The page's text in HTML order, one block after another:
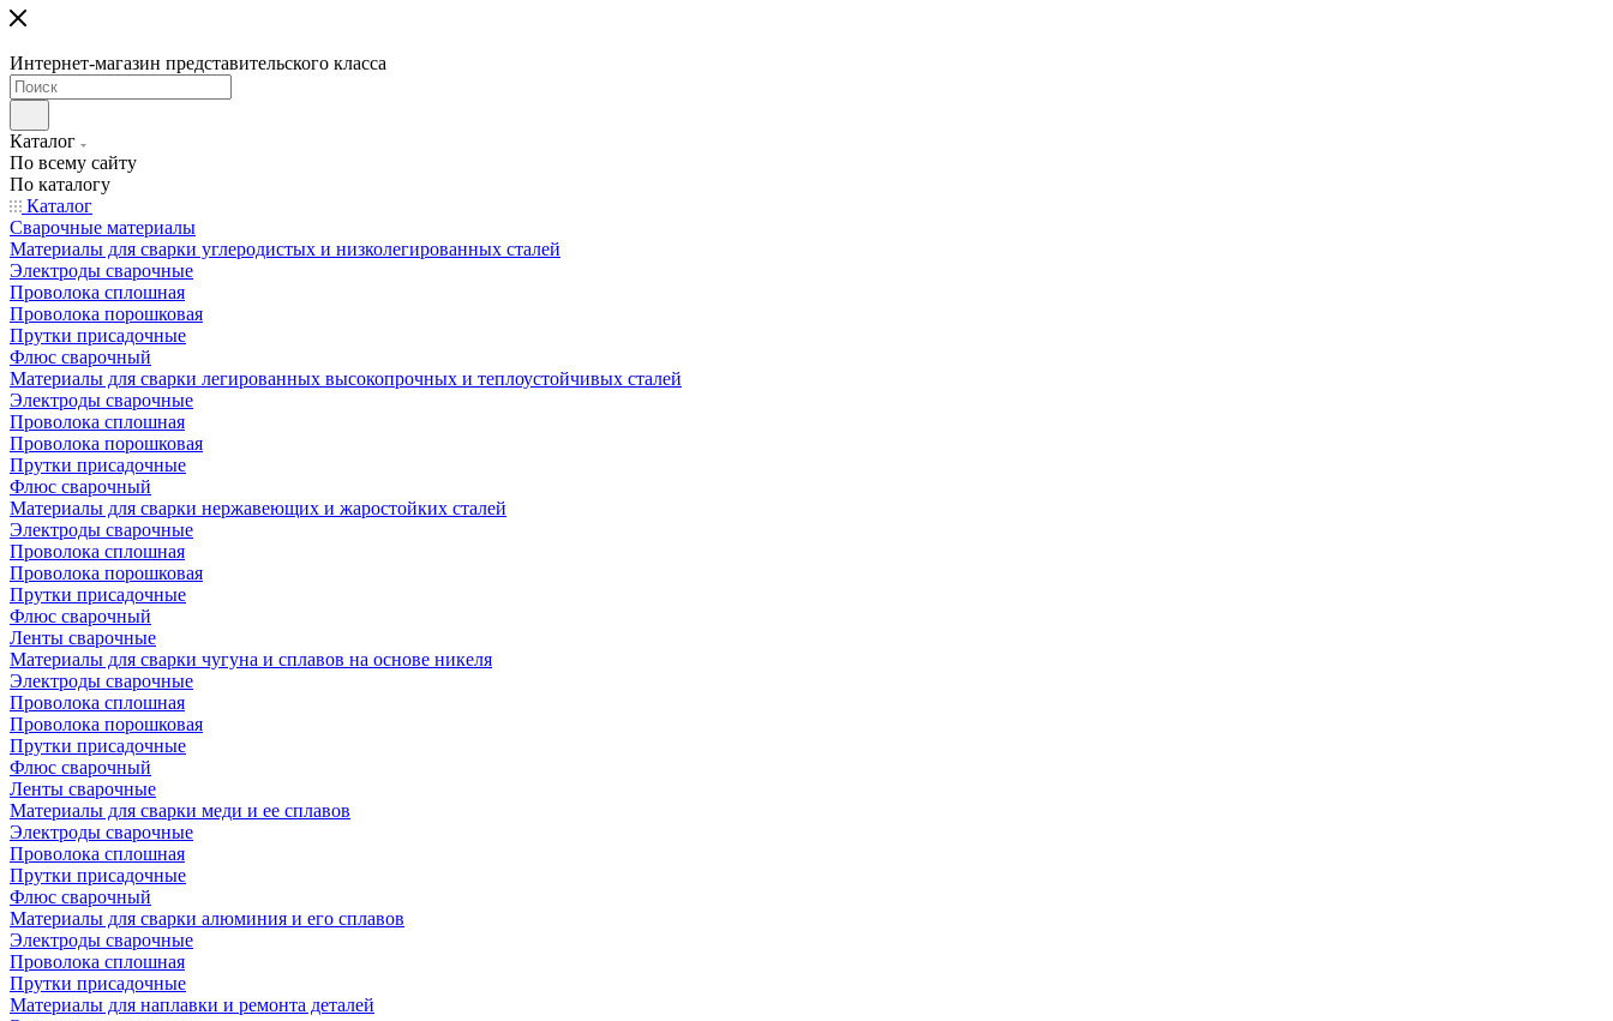
Интернет-магазин представительского класса
Каталог
По всему сайту
По каталогу
Каталог
Сварочные материалы
Материалы для сварки углеродистых и низколегированных сталей
Электроды сварочные
Проволока сплошная
Проволока порошковая
Прутки присадочные
Флюс сварочный
Материалы для сварки легированных высокопрочных и теплоустойчивых сталей
Электроды сварочные
Проволока сплошная
Проволока порошковая
Прутки присадочные
Флюс сварочный
Материалы для сварки нержавеющих и жаростойких сталей
Электроды сварочные
Проволока сплошная
Проволока порошковая
Прутки присадочные
Флюс сварочный
Ленты сварочные
Материалы для сварки чугуна и сплавов на основе никеля
Электроды сварочные
Проволока сплошная
Проволока порошковая
Прутки присадочные
Флюс сварочный
Ленты сварочные
Материалы для сварки меди и ее сплавов
Электроды сварочные
Проволока сплошная
Прутки присадочные
Флюс сварочный
Материалы для сварки алюминия и его сплавов
Электроды сварочные
Проволока сплошная
Прутки присадочные
Материалы для наплавки и ремонта деталей